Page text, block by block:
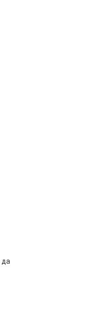
да